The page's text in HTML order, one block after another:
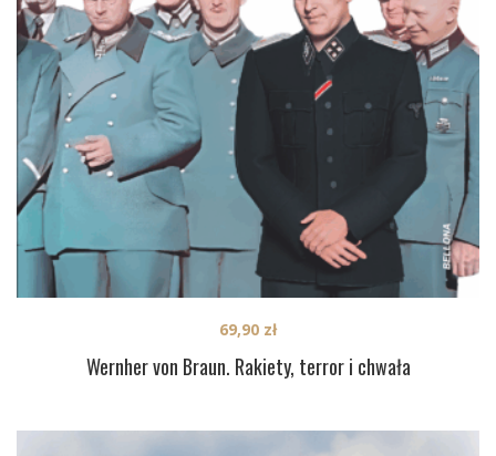
Wernher von Braun. Rakiety, terror i chwała
69,90 zł